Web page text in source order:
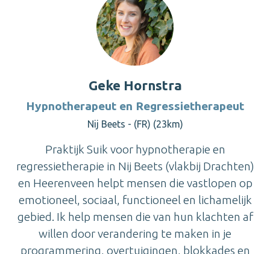
Geke Hornstra
Hypnotherapeut en Regressietherapeut
Nij Beets - (FR) (23km)
Praktijk Suik voor hypnotherapie en
regressietherapie in Nij Beets (vlakbij Drachten)
en Heerenveen helpt mensen die vastlopen op
emotioneel, sociaal, functioneel en lichamelijk
gebied. Ik help mensen die van hun klachten af
willen door verandering te maken in je
programmering, overtuigingen, blokkades en